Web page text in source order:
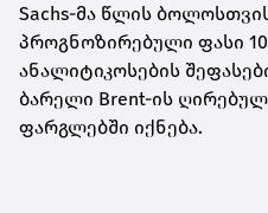
Sachs-მა წლის
პროგნოზირებული ფასი
ანალიტიკოსების
ბარელი Brent-ის
ფარგლებში იქნება.